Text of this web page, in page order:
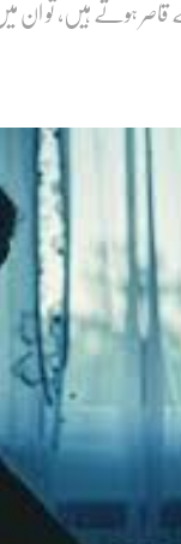
ہوتے ہیں، تو ان میں